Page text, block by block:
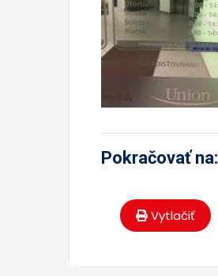
Pokračovať na:
Vytlačiť